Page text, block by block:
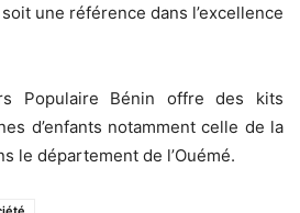
une référence dans l’excellence
Populaire Bénin offre des kits
d’enfants notamment celle de la
le département de l’Ouémé.